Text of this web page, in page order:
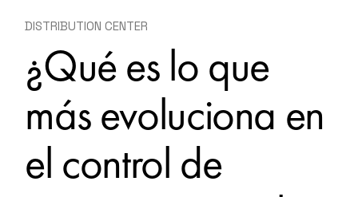
DISTRIBUTION CENTER
¿Qué es lo que
más evoluciona en
el control de